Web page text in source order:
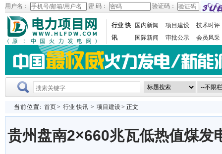
用户名： 密 码： 验证码：
行业 快
讯
国内新闻 项目建设
技术时评
国际新闻
审批公示 会员风采
当前位置: 首页> 行业 快讯 > 项目建设> 正文
贵州盘南2×660兆瓦低热值煤发